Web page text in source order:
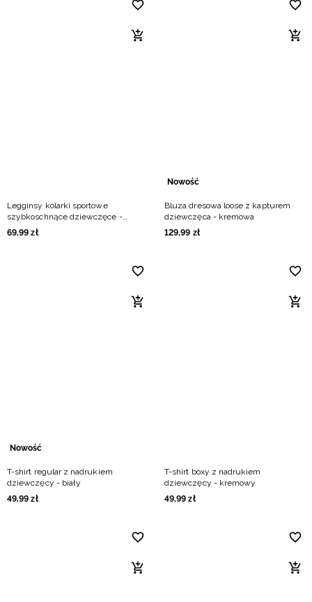
Legginsy kolarki sportowe
szybkoschnące dziewczęce -
fioletowe
69,99 zł
Nowość
Bluza dresowa loose z kapturem
dziewczęca - kremowa
129,99 zł
Nowość
T-shirt regular z nadrukiem
dziewczęcy - biały
49,99 zł
T-shirt boxy z nadrukiem
dziewczęcy - kremowy
49,99 zł